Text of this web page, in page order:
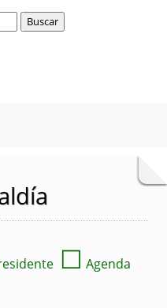
☐ Agenda